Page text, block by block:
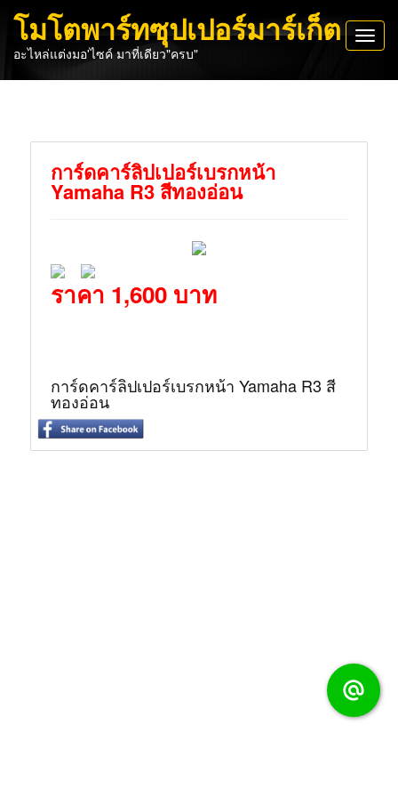
โมโตพาร์ทซุปเปอร์มาร์เก็ต
อะไหล่แต่งมอ'ไซค์ มาที่เดียว"ครบ"
การ์ดคาร์ลิปเปอร์เบรกหน้า
Yamaha R3 สีทองอ่อน
ราคา 1,600 บาท
การ์ดคาร์ลิปเปอร์เบรกหน้า Yamaha R3 สี
ทองอ่อน